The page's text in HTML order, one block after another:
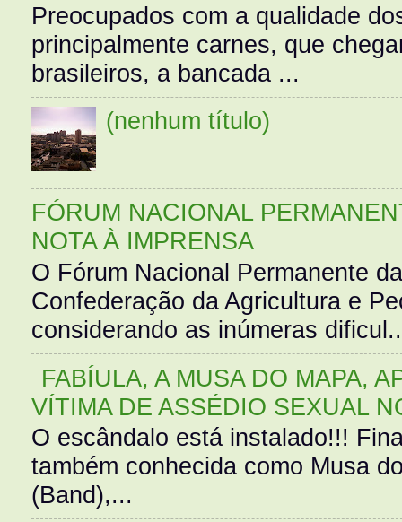
Preocupados com a qualidade
principalmente carnes, que
brasileiros, a bancada ...
(nenhum título)
FÓRUM NACIONAL
NOTA À IMPRENSA
O Fórum Nacional Permanente
Confederação da Agricultura e
considerando as inúmeras
FABÍULA, A MUSA DO MAPA,
VÍTIMA DE ASSÉDIO SEXUAL
O escândalo está instalado!!!
também conhecida como Musa
(Band),...